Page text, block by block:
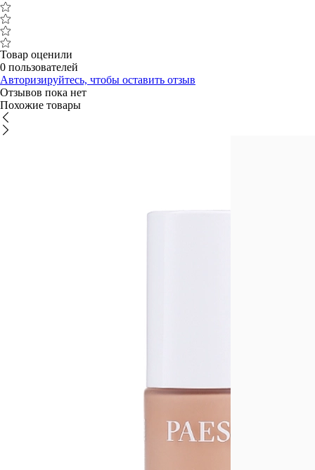
Товар оценили
0 пользователей
Авторизируйтесь, чтобы оставить отзыв
Отзывов пока нет
Похожие товары